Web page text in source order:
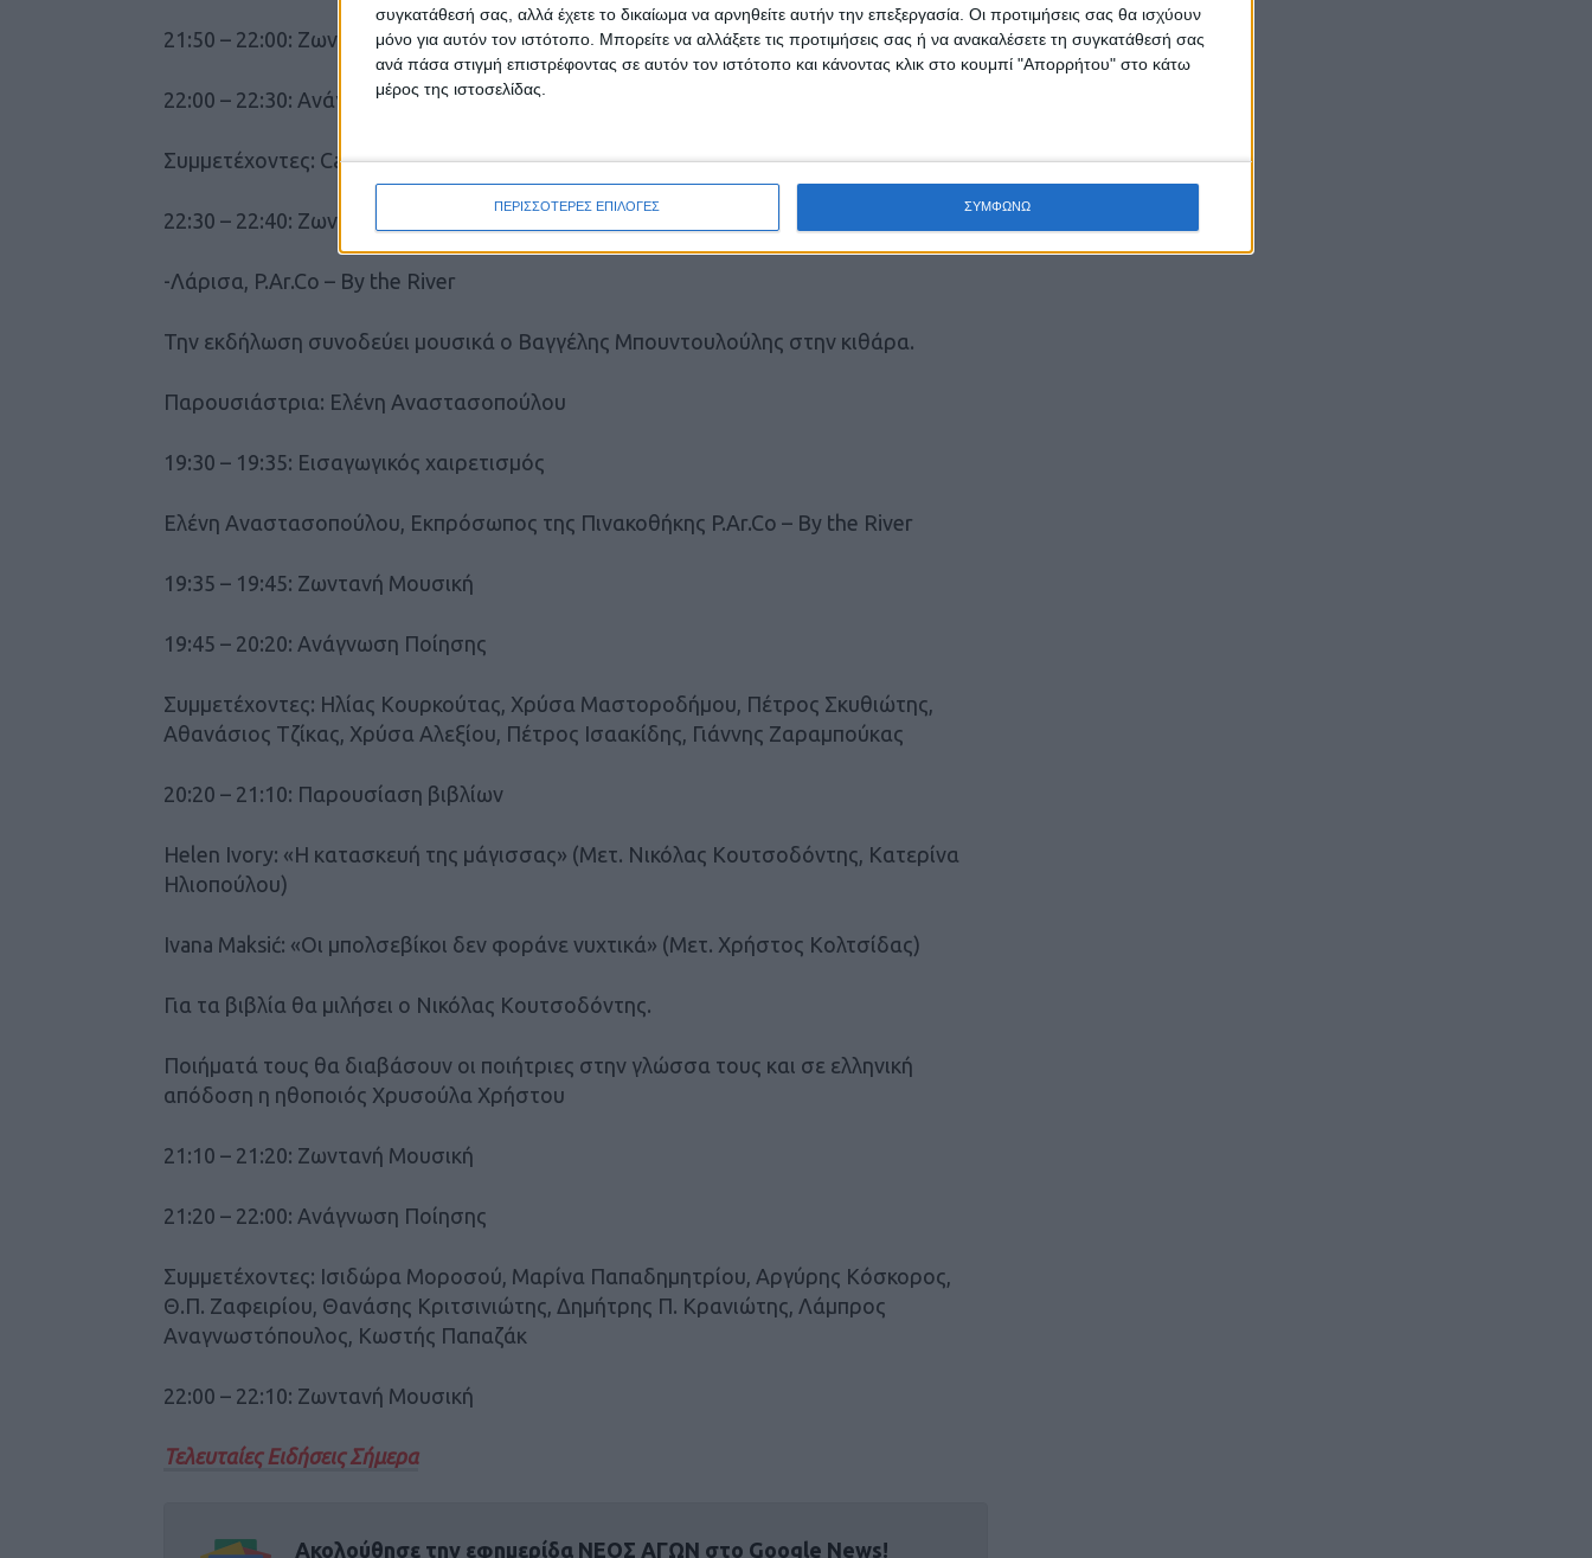
συγκατάθεσή σας, αλλά έχετε το δικαίωμα να αρνηθείτε αυτήν την επεξεργασία. Οι προτιμήσεις σας θα ισχύουν
μόνο για αυτόν τον ιστότοπο. Μπορείτε να αλλάξετε τις προτιμήσεις σας ή να ανακαλέσετε τη συγκατάθεσή σας
ανά πάσα στιγμή επιστρέφοντας σε αυτόν τον ιστότοπο και κάνοντας κλικ στο κουμπί "Απορρήτου" στο κάτω
μέρος της ιστοσελίδας.
ΠΕΡΙΣΣΟΤΕΡΕΣ ΕΠΙΛΟΓΕΣ ΣΥΜΦΩΝΩ
21:50 – 22:00: Ζωντανή Μουσική
22:00 – 22:30: Ανάγνωση Ποίησης
Συμμετέχοντες: Catrin Menai (Ουαλία), Ειρήνη Καραγιαννίδου, Τζένη Φουντέα
22:30 – 22:40: Ζωντανή Μουσική
-Λάρισα, P.Ar.Co – By the River
Την εκδήλωση συνοδεύει μουσικά ο Βαγγέλης Μπουντουλούλης στην κιθάρα.
Παρουσιάστρια: Ελένη Αναστασοπούλου
19:30 – 19:35: Eισαγωγικός χαιρετισμός
Ελένη Αναστασοπούλου, Εκπρόσωπος της Πινακοθήκης P.Ar.Co – By the River
19:35 – 19:45: Ζωντανή Μουσική
19:45 – 20:20: Ανάγνωση Ποίησης
Συμμετέχοντες: Ηλίας Κουρκούτας, Χρύσα Μαστοροδήμου, Πέτρος Σκυθιώτης,
Αθανάσιος Τζίκας, Χρύσα Αλεξίου, Πέτρος Ισαακίδης, Γιάννης Ζαραμπούκας
20:20 – 21:10: Παρουσίαση βιβλίων
Helen Ivory: «Η κατασκευή της μάγισσας» (Μετ. Νικόλας Κουτσοδόντης, Κατερίνα
Ηλιοπούλου)
Ivana Maksić: «Οι μπολσεβίκοι δεν φοράνε νυχτικά» (Μετ. Χρήστος Κολτσίδας)
Για τα βιβλία θα μιλήσει ο Νικόλας Κουτσοδόντης.
Ποιήματά τους θα διαβάσουν οι ποιήτριες στην γλώσσα τους και σε ελληνική
απόδοση η ηθοποιός Χρυσούλα Χρήστου
21:10 – 21:20: Ζωντανή Μουσική
21:20 – 22:00: Ανάγνωση Ποίησης
Συμμετέχοντες: Ισιδώρα Μοροσού, Μαρίνα Παπαδημητρίου, Αργύρης Κόσκορος,
Θ.Π. Ζαφειρίου, Θανάσης Κριτσινιώτης, Δημήτρης Π. Κρανιώτης, Λάμπρος
Αναγνωστόπουλος, Κωστής Παπαζάκ
22:00 – 22:10: Ζωντανή Μουσική
Τελευταίες Ειδήσεις Σήμερα
Ακολούθησε την εφημερίδα ΝΕΟΣ ΑΓΩΝ στο Google News!